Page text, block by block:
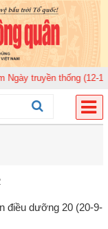
thống (12-11-1975/
điều dưỡng 20 (20-9-